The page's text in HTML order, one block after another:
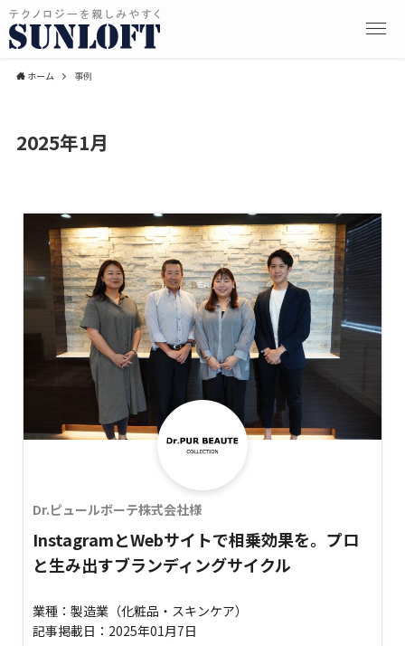
ホーム 事例
2025年1月
Dr.ピュールボーテ株式会社様
InstagramとWebサイトで相乗効果を。プロ
と生み出すブランディングサイクル
業種：製造業（化粧品・スキンケア）
記事掲載日：2025年01月7日